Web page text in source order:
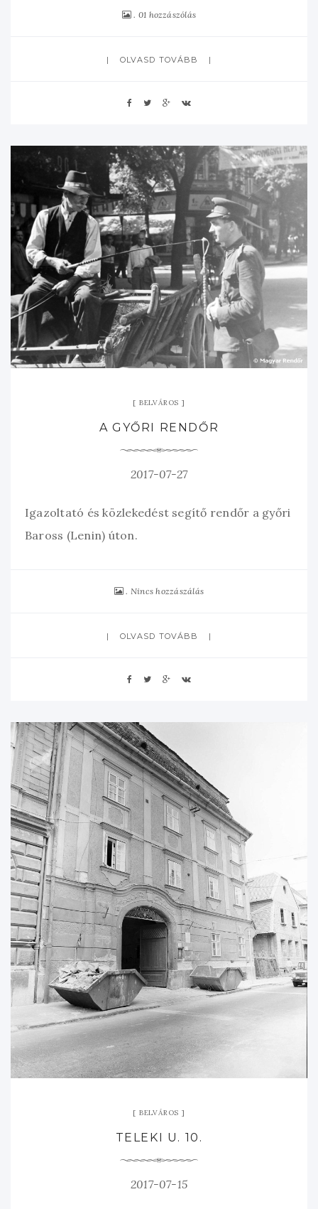
01 hozzászólás
OLVASD TOVÁBB
BELVÁROS
A GYŐRI RENDŐR
2017-07-27
Igazoltató és közlekedést segítő rendőr a győri
Baross (Lenin) úton.
Nincs hozzászálás
OLVASD TOVÁBB
BELVÁROS
TELEKI U. 10.
2017-07-15